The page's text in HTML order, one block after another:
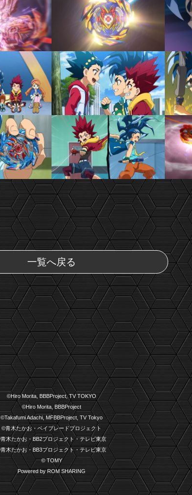
一覧へ戻る
©Hiro Morita, BBBProject, TV TOKYO
©Hiro Morita, BBBProject
©Takafumi Adachi, MFBBProject, TV Tokyo
©青木たかお・ベイブレードプロジェクト
木たかお・BB2プロジェクト・テレビ東京
木たかお・BB3プロジェクト・テレビ東京
© TOMY
Powered by ROM SHARING